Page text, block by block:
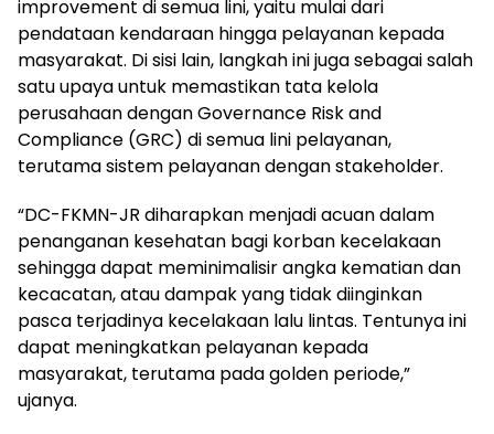
improvement di semua lini, yaitu mulai dari
pendataan kendaraan hingga pelayanan kepada
masyarakat. Di sisi lain, langkah ini juga sebagai salah
satu upaya untuk memastikan tata kelola
perusahaan dengan Governance Risk and
Compliance (GRC) di semua lini pelayanan,
terutama sistem pelayanan dengan stakeholder.
“DC-FKMN-JR diharapkan menjadi acuan dalam
penanganan kesehatan bagi korban kecelakaan
sehingga dapat meminimalisir angka kematian dan
kecacatan, atau dampak yang tidak diinginkan
pasca terjadinya kecelakaan lalu lintas. Tentunya ini
dapat meningkatkan pelayanan kepada
masyarakat, terutama pada golden periode,”
ujanya.